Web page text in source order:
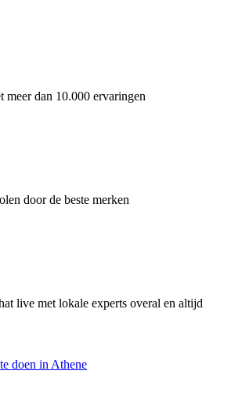
meer dan 10.000 ervaringen
door de beste merken
live met lokale experts overal en altijd
doen in Athene